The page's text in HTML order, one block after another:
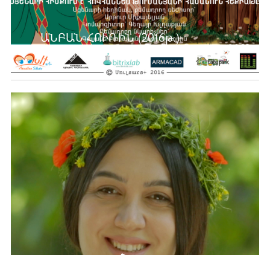
ԱՆԲԱՆ ՀՈՒՌԻՆ (2016թ.)
Ավելին …